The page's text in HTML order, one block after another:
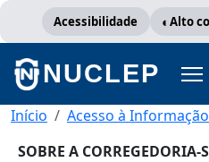
Acessibilidade Alto
NUCLEP
Trilha de
Início Acesso à Informação
SOBRE A CORREGEDORIA-